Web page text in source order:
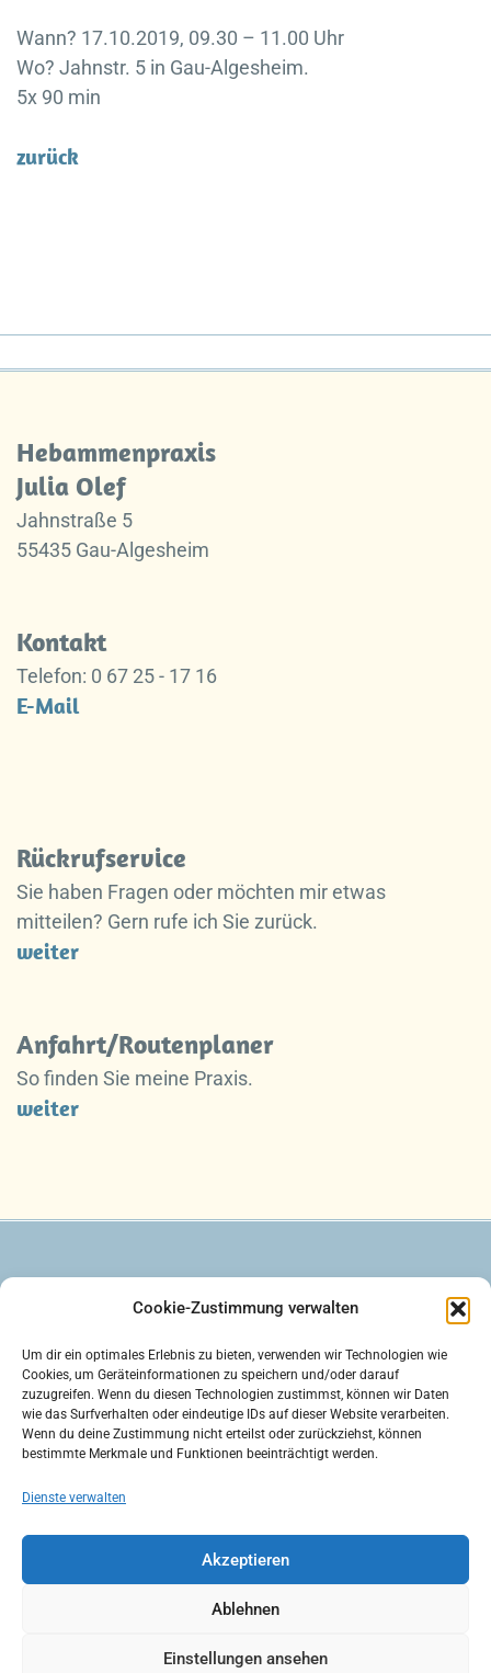
Cookie-Zustimmung verwalten
Um dir ein optimales Erlebnis zu bieten, verwenden wir Technologien wie
Cookies, um Geräteinformationen zu speichern und/oder darauf
zuzugreifen. Wenn du diesen Technologien zustimmst, können wir Daten
wie das Surfverhalten oder eindeutige IDs auf dieser Website verarbeiten.
Wenn du deine Zustimmung nicht erteilst oder zurückziehst, können
bestimmte Merkmale und Funktionen beeinträchtigt werden.
Dienste verwalten
Akzeptieren
Ablehnen
Einstellungen ansehen
Wann? 17.10.2019, 09.30 – 11.00 Uhr
Wo? Jahnstr. 5 in Gau-Algesheim.
5x 90 min
zurück
Hebammenpraxis
Julia Olef
Jahnstraße 5
55435 Gau-Algesheim
Kontakt
Telefon: 0 67 25 - 17 16
E-Mail
Rückrufservice
Sie haben Fragen oder möchten mir etwas
mitteilen? Gern rufe ich Sie zurück.
weiter
Anfahrt/Routenplaner
So finden Sie meine Praxis.
weiter
Datenschutz Kontakt
Impressum
Cookie-Richtlinie (EU)
Login